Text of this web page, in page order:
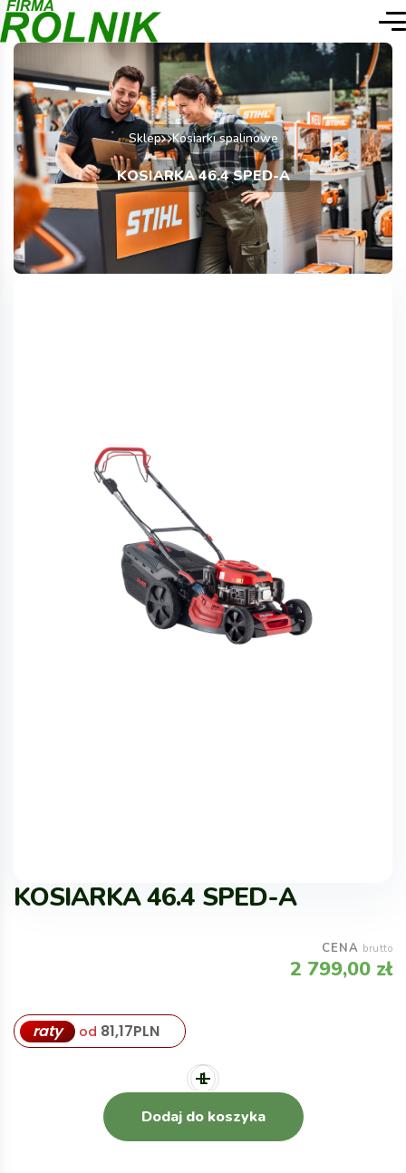
Sklep Kosiarki spalinowe
KOSIARKA 46.4 SPED-A
KOSIARKA 46.4 SPED-A
CENA brutto
2 799,00 zł
raty od 81,17PLN
Dodaj do koszyka